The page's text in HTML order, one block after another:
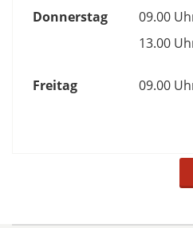
Donnerstag
09.00
13.00
Freitag 09.00